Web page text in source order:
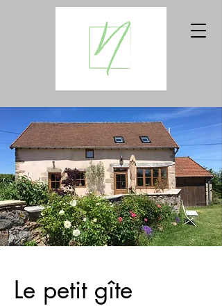
Le petit gîte